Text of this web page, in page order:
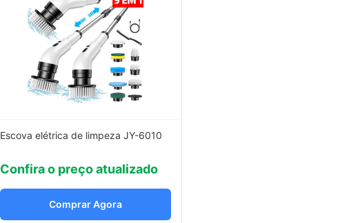
Escova elétrica de limpeza JY-6010
Confira o preço atualizado
Comprar Agora